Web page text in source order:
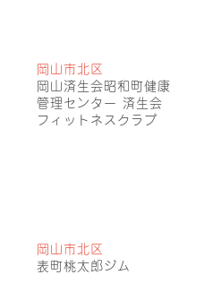
岡山市北区
岡山済生会昭和町健康
管理センター 済生会
フィットネスクラブ
岡山市北区
表町桃太郎ジム